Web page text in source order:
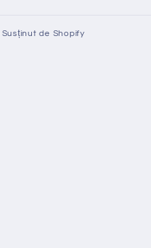
Susținut de Shopify